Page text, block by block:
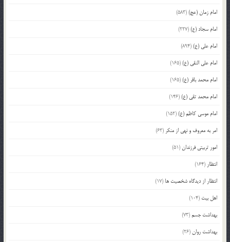
امام زمان (عج)(583)
امام سجاد (ع)(227)
امام علی (ع)(894)
امام علی النقی (ع)(165)
امام محمد باقر (ع)(165)
امام محمد تقی (ع)(146)
امام موسی کاظم (ع)(152)
امر به معروف و نهی از منکر (63)
امور تربیتی فرزندان (51)
انتظار (164)
انتظار از دیدگاه شخصیت ها (17)
اهل بیت (104)
بهداشت جسم(73)
بهداشت روان (26)